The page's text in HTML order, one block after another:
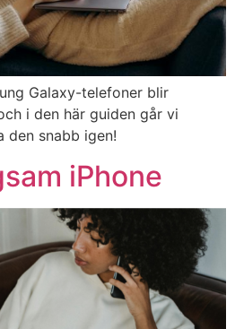
Samsung
Galaxy Z
Flip7 FE
Samsung
Galaxy S25
Samsung
Galaxy Tab
Active5 Pro
Samsung
Galaxy Tab
Samsung
Galaxy Tab
S10 FE+
MacBook Air
13 inch M4 (2025)
Galaxy-telefoner blir
i den här guiden går vi
den snabb igen!
iPhone